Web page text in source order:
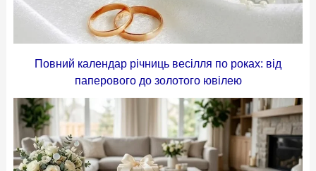
Повний календар річниць весілля по роках: від
паперового до золотого ювілею